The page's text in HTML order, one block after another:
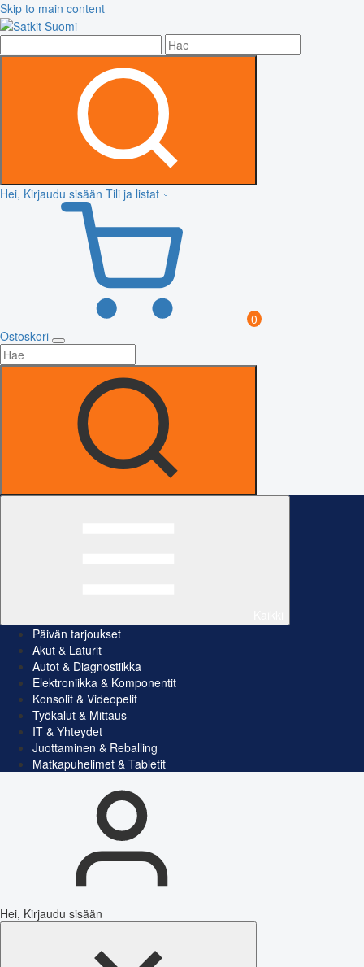
Skip to main content
Hei, Kirjaudu sisään Tili ja listat
0
Ostoskori
Päivän tarjoukset
Akut & Laturit
Autot & Diagnostiikka
Elektroniikka & Komponentit
Konsolit & Videopelit
Työkalut & Mittaus
IT & Yhteydet
Juottaminen & Reballing
Matkapuhelimet & Tabletit
Hei, Kirjaudu sisään